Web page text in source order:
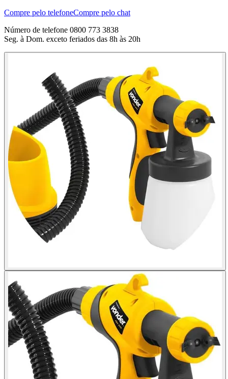
Compre pelo telefoneCompre pelo chat
Número de telefone 0800 773 3838
Seg. à Dom. exceto feriados das 8h às 20h